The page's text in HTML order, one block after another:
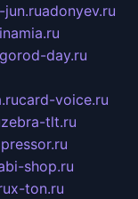
jun.ruadonyev.ru
day.ru
card-voice.ru
zebra-tlt.ru
shop.ru
x-ton.ru